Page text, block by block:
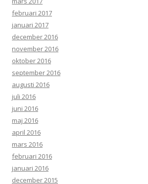
februari 2017
januari 2017
december 2016
november 2016
oktober 2016
september 2016
augusti 2016
juli 2016
juni 2016
maj 2016
april 2016
mars 2016
februari 2016
januari 2016
december 2015